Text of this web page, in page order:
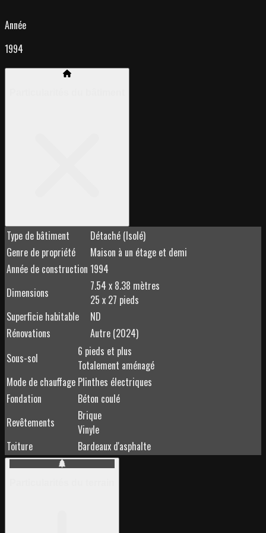
Année
1994
Type de bâtiment
Détaché (Isolé)
Genre de propriété
Maison à un étage et demi
Année de construction 1994
Dimensions
7.54 x 8.38 mètres
25 x 27 pieds
Superficie habitable
ND
Rénovations
Autre (2024)
Sous-sol
6 pieds et plus
Totalement aménagé
Mode de chauffage Plinthes électriques
Fondation
Béton coulé
Revêtements
Brique
Vinyle
Toiture
Bardeaux d'asphalte